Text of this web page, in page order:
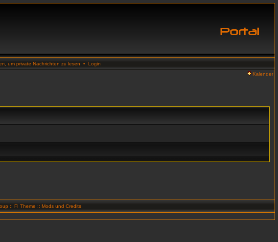
um private Nachrichten zu lesen • Login
Kalender
:: FI Theme :: Mods und Credits